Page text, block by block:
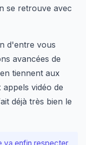
se retrouve avec
d'entre vous
avancées de
tiennent aux
vidéo de
déjà très bien le